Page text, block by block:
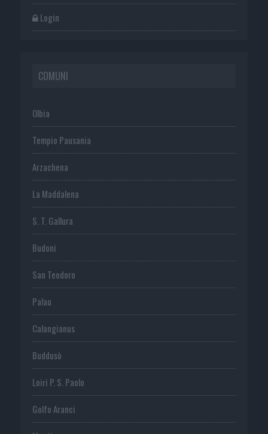
Login
COMUNI
Olbia
Tempio Pausania
Arzachena
La Maddalena
S. T. Gallura
Budoni
San Teodoro
Palau
Calangianus
Buddusò
Loiri P. S. Paolo
Golfo Aranci